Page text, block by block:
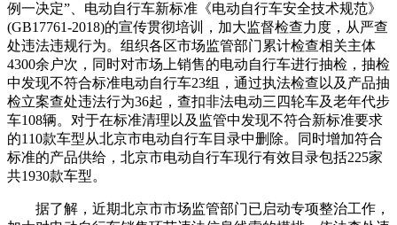
例一决定”、电动自行车新标准《电动自行车安全技术规范》
(GB17761-2018)的宣传贯彻培训，加大监督检查力度，从严查
处违法违规行为。组织各区市场监管部门累计检查相关主体
4300余户次，同时对市场上销售的电动自行车进行抽检，抽检
中发现不符合标准电动自行车23组，通过执法检查以及产品抽
检立案查处违法行为36起，查扣非法电动三四轮车及老年代步
车108辆。对于在标准清理以及监管中发现不符合新标准要求
的110款车型从北京市电动自行车目录中删除。同时增加符合
标准的产品供给，北京市电动自行车现行有效目录包括225家
共1930款车型。
据了解，近期北京市市场监管部门已启动专项整治工作，